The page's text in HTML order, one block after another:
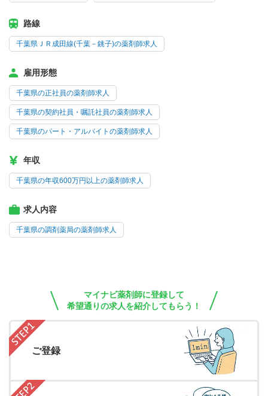
路線
千葉県ＪＲ成田線(千葉－銚子)の薬剤師求人
雇用形態
千葉県の正社員の薬剤師求人
千葉県の契約社員・嘱託社員の薬剤師求人
千葉県のパート・アルバイトの薬剤師求人
年収
千葉県の年収600万円以上の薬剤師求人
求人内容
千葉県の調剤薬局の薬剤師求人
マイナビ薬剤師に登録して
希望通りの求人を紹介してもらう！
ご登録